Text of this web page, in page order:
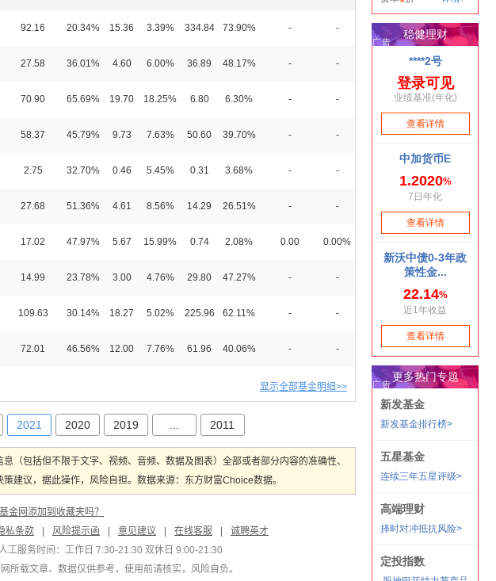
92.16 20.34% 15.36 3.39% 334.84 73.90% - -
27.58 36.01% 4.60 6.00% 36.89 48.17% - -
70.90 65.69% 19.70 18.25% 6.80 6.30% - -
58.37 45.79% 9.73 7.63% 50.60 39.70% - -
2.75 32.70% 0.46 5.45% 0.31 3.68% - -
27.68 51.36% 4.61 8.56% 14.29 26.51% - -
17.02 47.97% 5.67 15.99% 0.74 2.08% 0.00 0.00%
14.99 23.78% 3.00 4.76% 29.80 47.27% - -
109.63 30.14% 18.27 5.02% 225.96 62.11% - -
72.01 46.56% 12.00 7.76% 61.96 40.06% - -
显示全部基金明细>>
2021 2020 2019 2011
（包括但不限于文字、视频、音频、数据及图表）全部或者部分内容的准确性、
建议，据此操作，风险自担。数据来源：东方财富Choice数据。
金网添加到收藏夹吗？
私条款 风险提示函 意见建议 在线客服
诚聘英才
工服务时间：工作日 7:30-21:30 双休日 9:00-21:30
所载文章、数据仅供参考，使用前请核实，风险自负。